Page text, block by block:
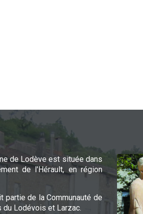
de Lodève est située dans
de l'Hérault, en région
partie de la Communauté de
du Lodévois et Larzac.